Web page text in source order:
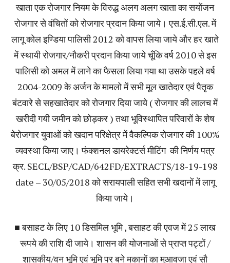
खाता एक रोजगार नियम के विरुद्ध अलग अलग खाता का सयोंजन
रोजगार से वंचितों को रोजगार प्रदान किया जाये। एस.ई.सी.एल. में
लागू कोल इण्डिया पालिसी 2012 को वापस लिया जाये और हर खाते
में स्थायी रोजगार/नौकरी प्रदान किया जाये चूँकि वर्ष 2010 से इस
पालिसी को अमल में लाने का फैसला लिया गया था उसके पहले वर्ष
2004-2009 के अर्जन के मामलो में सभी मूल खातेदार एवं पैतृक
बंटवारे से सहखातेदार को रोजगार दिया जाये ( रोजगार की लालच में
खरीदी गयी जमीन को छोड़कर ) तथा भूविस्थापित परिवारों के शेष
बेरोजगार युवाओं को खदान परिक्षेत्र में वैकल्पिक रोजगार की 100%
व्यवस्था किया जाए। फंक्शनल डायरेक्टर्स मीटिंग की निर्णय पत्र
क्र. SECL/BSP/CAD/642FD/EXTRACTS/18-19-198
date – 30/05/2018 को सरायपाली सहित सभी खदानों में लागू
किया जाये।
■ बसाहट के लिए 10 डिसमिल भूमि , बसाहट की एवज में 25 लाख
रूपये की राशि दी जाये। शासन की योजनाओं से प्राप्त पट्टों /
शासकीय/वन भूमि एवं भूमि पर बने मकानों का मुआवजा एवं सौ